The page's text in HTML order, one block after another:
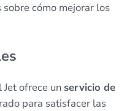
cómo mejorar los
ofrece un servicio de
para satisfacer las